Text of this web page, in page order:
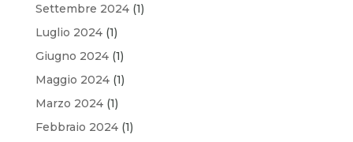
Settembre 2024(1)
Luglio 2024(1)
Giugno 2024(1)
Maggio 2024(1)
Marzo 2024(1)
Febbraio 2024(1)